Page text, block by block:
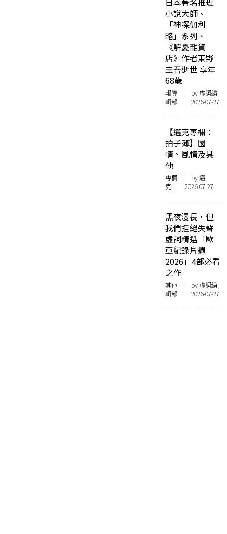
日本著名推理
小說大師、
「神探伽利
略」系列、
《解憂雜貨
店》作者東野
圭吾逝世 享年
68歲
報導 | by 虛詞編
輯部 | 2026-07-27
【邁克專欄：
拍子簿】國
情、風情及其
他
專欄 | by邁
克 | 2026-07-27
黑夜漫長，但
我們拒絕失聲
虛詞精選「歐
亞紀錄片週
2026」4部必看
之作
其他 | by 虛詞編
輯部 | 2026-07-27